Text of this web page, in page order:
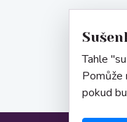
Tahle
pokud